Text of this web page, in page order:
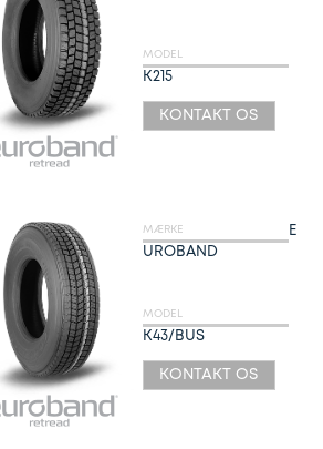
MODEL
K215
KONTAKT OS
MÆRKE
E
UROBAND
MODEL
K43/BUS
KONTAKT OS